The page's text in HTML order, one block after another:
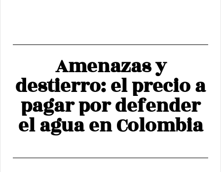
Amenazas y
destierro: el precio a
pagar por defender
el agua en Colombia